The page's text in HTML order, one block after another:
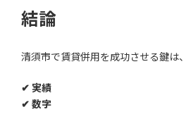
結論
清須市で賃貸併用を成功させる鍵は、
✔ 実績
✔ 数字